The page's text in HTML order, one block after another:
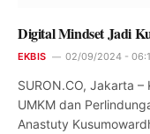
Digital Mindset Jadi
EKBIS 02/09/2024 -
SURON.CO, Jakarta
UMKM dan
Anastuty